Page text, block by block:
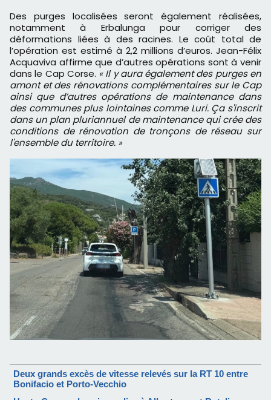
Des purges localisées seront également réalisées,
notamment à Erbalunga pour corriger des
déformations liées à des racines. Le coût total de
l’opération est estimé à 2,2 millions d’euros. Jean-Félix
Acquaviva affirme que d’autres opérations sont à venir
dans le Cap Corse. « Il y aura également des purges en
amont et des rénovations complémentaires sur le Cap
ainsi que d’autres opérations de maintenance dans
des communes plus lointaines comme Luri. Ça s'inscrit
dans un plan pluriannuel de maintenance qui crée des
conditions de rénovation de tronçons de réseau sur
l'ensemble du territoire. »
Deux grands excès de vitesse relevés sur la RT 10 entre
Bonifacio et Porto-Vecchio